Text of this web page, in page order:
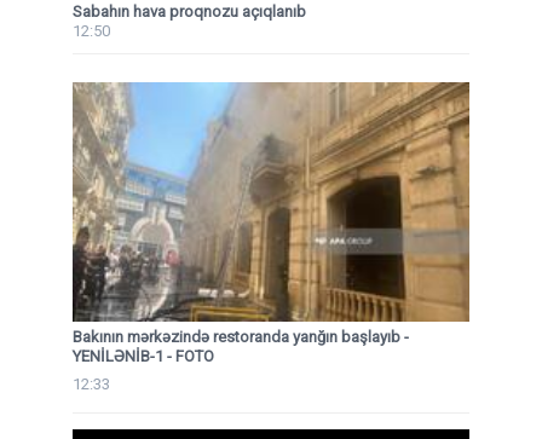
Sabahın hava proqnozu açıqlanıb
12:50
Bakının mərkəzində restoranda yanğın başlayıb -
YENİLƏNİB-1 - FOTO
12:33